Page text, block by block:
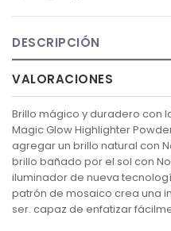
DESCRIPCIÓN
VALORACIONES
Brillo mágico y duradero con
Magic Glow Highlighter
agregar un brillo natural con
brillo bañado por el sol con
iluminador de nueva
patrón de mosaico crea una
ser. capaz de enfatizar